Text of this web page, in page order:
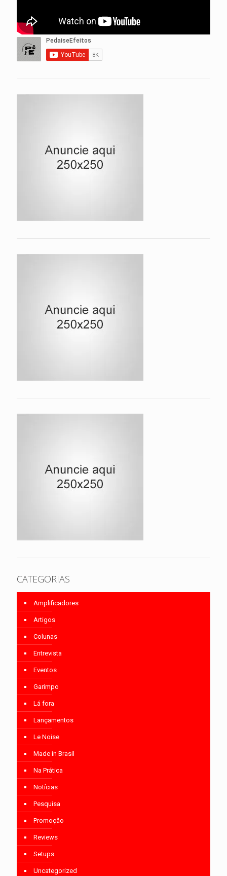
CATEGORIAS
Amplificadores
Artigos
Colunas
Entrevista
Eventos
Garimpo
Lá fora
Lançamentos
Le Noise
Made in Brasil
Na Prática
Notícias
Pesquisa
Promoção
Reviews
Setups
Uncategorized